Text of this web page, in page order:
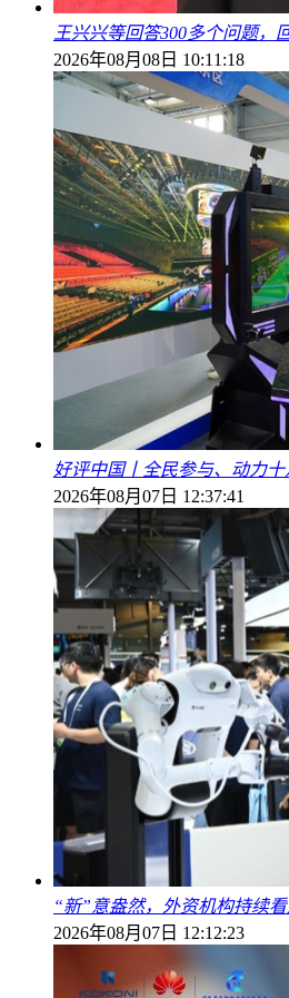
王兴兴等回答300多个问题
2026年08月08日 10:11:18
好评中国丨全民参与、动力
2026年08月07日 12:37:41
“新”意盎然，外资机构持续
2026年08月07日 12:12:23